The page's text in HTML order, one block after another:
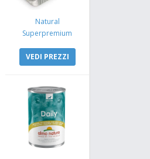
Natural
Superpremium
Coniglio e Mela
VEDI PREZZI